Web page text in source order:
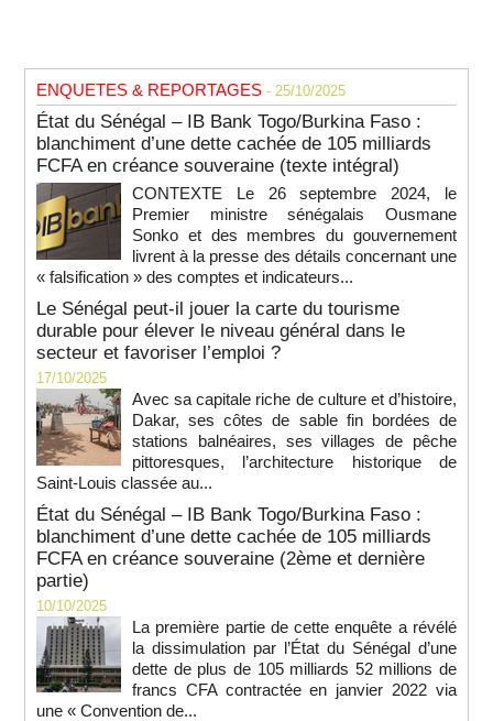
ENQUETES & REPORTAGES - 25/10/2025
État du Sénégal – IB Bank Togo/Burkina Faso :
blanchiment d’une dette cachée de 105 milliards
FCFA en créance souveraine (texte intégral)
CONTEXTE Le 26 septembre 2024, le
Premier ministre sénégalais Ousmane
Sonko et des membres du gouvernement
livrent à la presse des détails concernant une
« falsification » des comptes et indicateurs...
Le Sénégal peut-il jouer la carte du tourisme
durable pour élever le niveau général dans le
secteur et favoriser l’emploi ?
17/10/2025
Avec sa capitale riche de culture et d’histoire,
Dakar, ses côtes de sable fin bordées de
stations balnéaires, ses villages de pêche
pittoresques, l’architecture historique de
Saint-Louis classée au...
État du Sénégal – IB Bank Togo/Burkina Faso :
blanchiment d’une dette cachée de 105 milliards
FCFA en créance souveraine (2ème et dernière
partie)
10/10/2025
La première partie de cette enquête a révélé
la dissimulation par l’État du Sénégal d’une
dette de plus de 105 milliards 52 millions de
francs CFA contractée en janvier 2022 via
une « Convention de...